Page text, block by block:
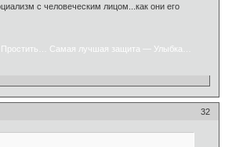
с человеческим лицом...как они его
Самая лучшая защита — Улыбка…
32